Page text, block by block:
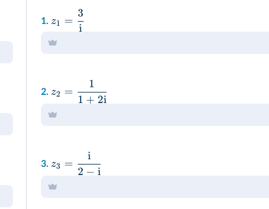
1. z1 =
i
3
2. z2 =
1 + 2i
1
3. z3 =
2 − i
i